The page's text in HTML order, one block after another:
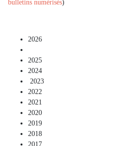
bulletins numérisés)
2026
2025
2024
2023
2022
2021
2020
2019
2018
2017